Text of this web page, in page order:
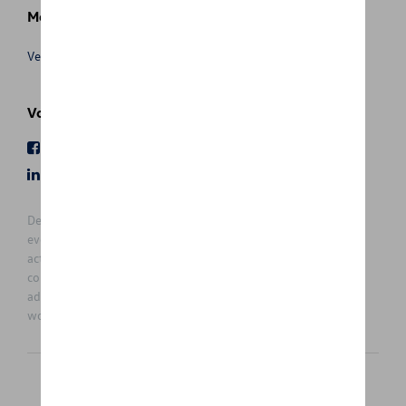
Meer info
Verkoopsvoorwaarden
Volg Ons
De prijzen op deze site zijn adviesprijzen (incl. btw), exclusief
eventuele installatiekosten. Voor meer informatie over de
actuele verkoopprijs en de eventuele installatiekosten kunt u
contact opnemen met uw concessiehouder / agent. De
adviesprijzen kunnen zonder voorafgaande kennisgeving
worden gewijzigd.